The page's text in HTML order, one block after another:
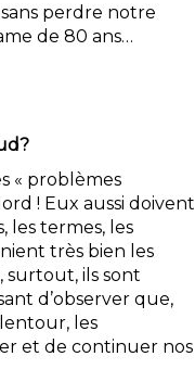
perdre notre
de 80 ans…
« problèmes
! Eux aussi doivent
les termes, les
très bien les
surtout, ils sont
d’observer que,
les
et de continuer nos